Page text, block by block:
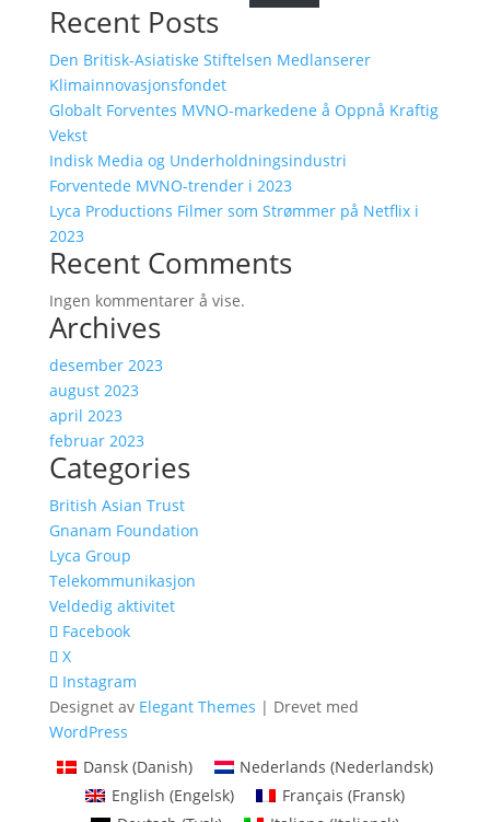
Recent Posts
Den Britisk-Asiatiske Stiftelsen Medlanserer
Klimainnovasjonsfondet
Globalt Forventes MVNO-markedene å Oppnå Kraftig
Vekst
Indisk Media og Underholdningsindustri
Forventede MVNO-trender i 2023
Lyca Productions Filmer som Strømmer på Netflix i
2023
Recent Comments
Ingen kommentarer å vise.
Archives
desember 2023
august 2023
april 2023
februar 2023
Categories
British Asian Trust
Gnanam Foundation
Lyca Group
Telekommunikasjon
Veldedig aktivitet
Facebook
X
Instagram
Designet av Elegant Themes | Drevet med
WordPress
Dansk(Danish) Nederlands (Nederlandsk)
English (Engelsk) Français (Fransk)